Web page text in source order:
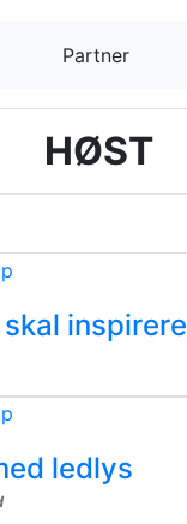
Partner
HØST
skal inspirere
ledlys